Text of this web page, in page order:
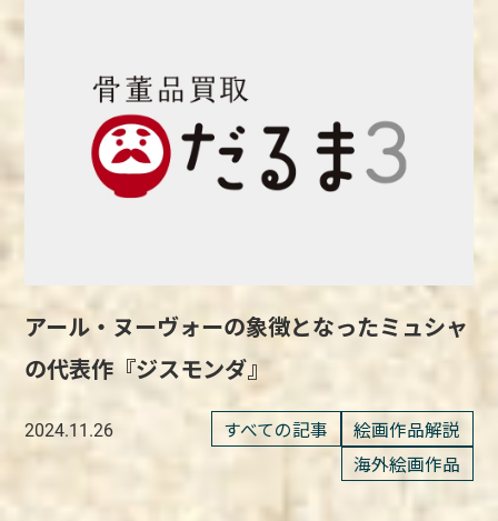
アール・ヌーヴォーの象徴となったミュシャ
の代表作『ジスモンダ』
2024.11.26 すべての記事
絵画作品解説
海外絵画作品